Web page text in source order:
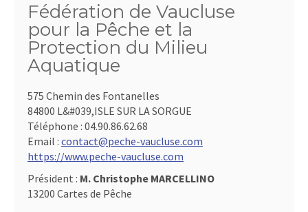
Fédération de Vaucluse
pour la Pêche et la
Protection du Milieu
Aquatique
575 Chemin des Fontanelles
84800 L&#039,ISLE SUR LA SORGUE
Téléphone : 04.90.86.62.68
Email : contact@peche-vaucluse.com
https://www.peche-vaucluse.com
Président : M. Christophe MARCELLINO
13200 Cartes de Pêche